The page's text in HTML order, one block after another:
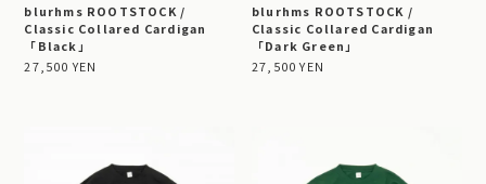
blurhms ROOTSTOCK /
Classic Collared Cardigan
「Black」
27,500 YEN
blurhms ROOTSTOCK /
Classic Collared Cardigan
「Dark Green」
27,500 YEN